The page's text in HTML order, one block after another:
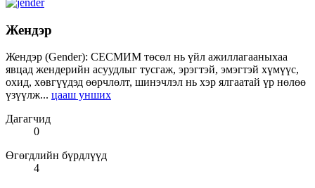
Жендэр
Жендэр (Gender): СЕСМИМ төсөл нь үйл ажиллагааныхаа
явцад жендерийн асуудлыг тусгаж, эрэгтэй, эмэгтэй хүмүүс,
охид, хөвгүүдэд өөрчлөлт, шинэчлэл нь хэр ялгаатай үр нөлөө
үзүүлж... цааш унших
Дагагчид
0
Өгөгдлийн бүрдлүүд
4